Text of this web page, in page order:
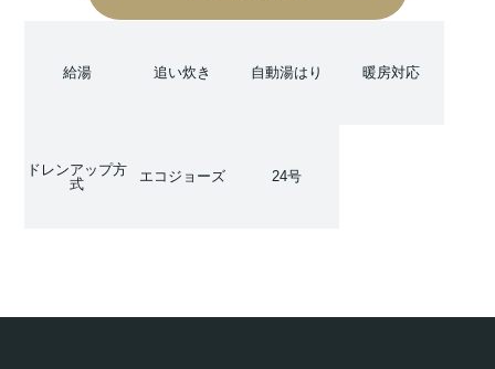
給湯 追い炊き 自動湯はり 暖房対応
ドレンアップ方
式
エコジョーズ 24号